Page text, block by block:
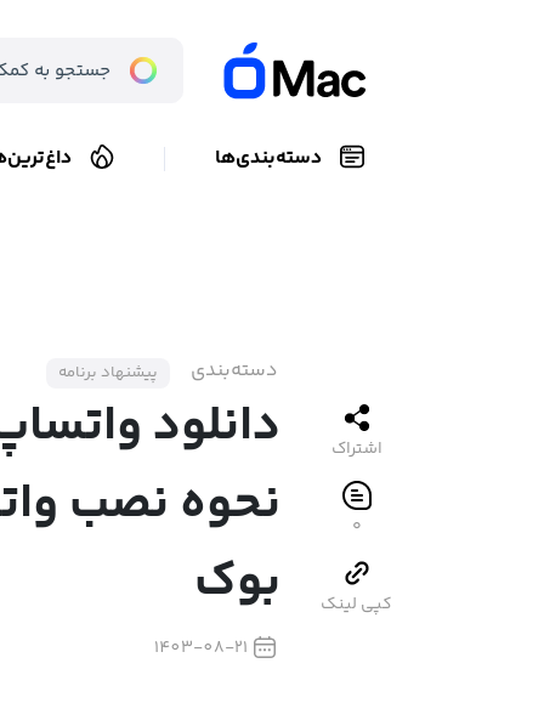
دسته‌بندی‌ها
دسته‌بندی پیشنهاد برنامه
دانلود
نحوه نصب
بوک
1403-08-21
اشتراک
۰
کپی لینک